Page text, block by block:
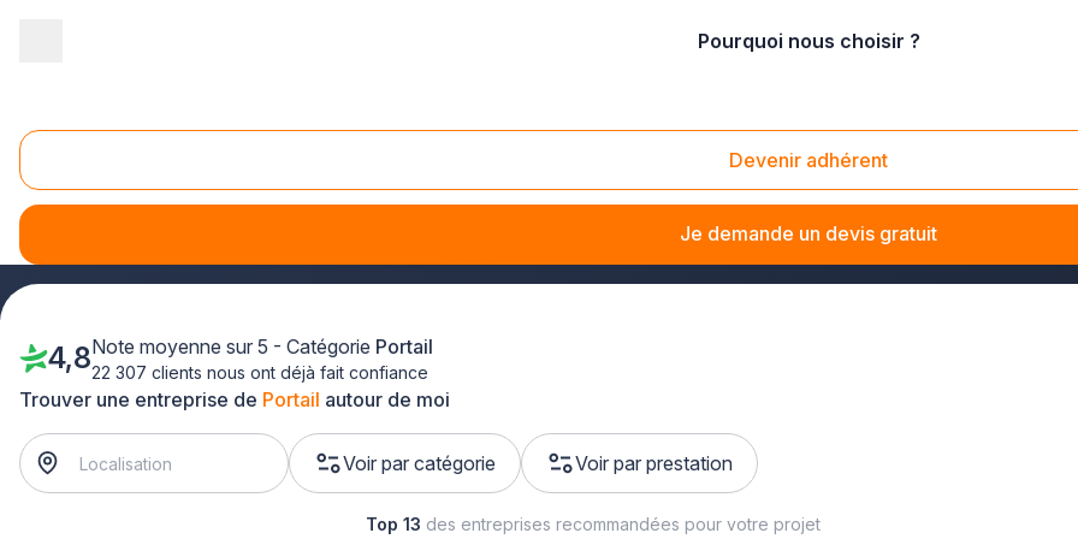
Pourquoi nous choisir ?
Devenir adhérent
Je demande un devis gratuit
Portail Aisne (02)
Vous résidez dans l'Aisne et aimeriez faire venir un poseur de clôtures et portails afin deremplacer des clôtures
pro.fr où vous trouverez un annuaire de professionnels.
Trouver une entreprise de Portail autour de moi
Voir par catégorie Voir par prestation
4,8Note moyenne sur 5 - Catégorie Portail
22 307 clients nous ont déjà fait confiance
Top 13 des entreprises recommandées pour votre projet